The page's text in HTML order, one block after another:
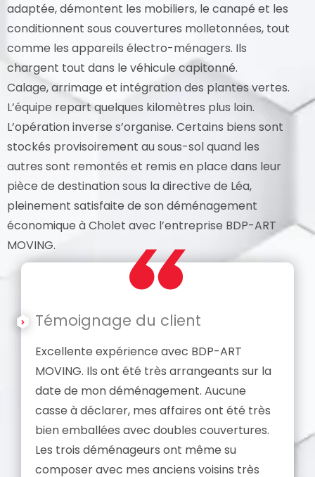
adaptée, démontent les mobiliers, le canapé et les
conditionnent sous couvertures molletonnées, tout
comme les appareils électro-ménagers. Ils
chargent tout dans le véhicule capitonné.
Calage, arrimage et intégration des plantes vertes.
L’équipe repart quelques kilomètres plus loin.
L’opération inverse s’organise. Certains biens sont
stockés provisoirement au sous-sol quand les
autres sont remontés et remis en place dans leur
pièce de destination sous la directive de Léa,
pleinement satisfaite de son déménagement
économique à Cholet avec l’entreprise BDP-ART
MOVING.
Témoignage du client
Excellente expérience avec BDP-ART
MOVING. Ils ont été très arrangeants sur la
date de mon déménagement. Aucune
casse à déclarer, mes affaires ont été très
bien emballées avec doubles couvertures.
Les trois déménageurs ont même su
composer avec mes anciens voisins très